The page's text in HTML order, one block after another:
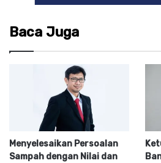
Baca Juga
Menyelesaikan Persoalan
Sampah dengan Nilai dan